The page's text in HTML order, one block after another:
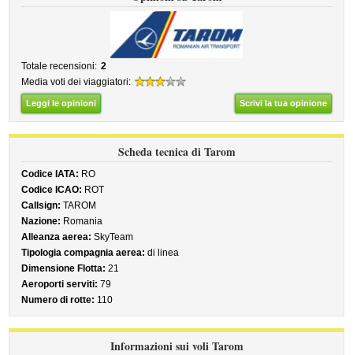
Totale recensioni: 2
Media voti dei viaggiatori:
Leggi le opinioni Scrivi la tua opinione
Scheda tecnica di Tarom
Codice IATA: RO
Codice ICAO: ROT
Callsign: TAROM
Nazione: Romania
Alleanza aerea: SkyTeam
Tipologia compagnia aerea: di linea
Dimensione Flotta: 21
Aeroporti serviti: 79
Numero di rotte: 110
Informazioni sui voli Tarom